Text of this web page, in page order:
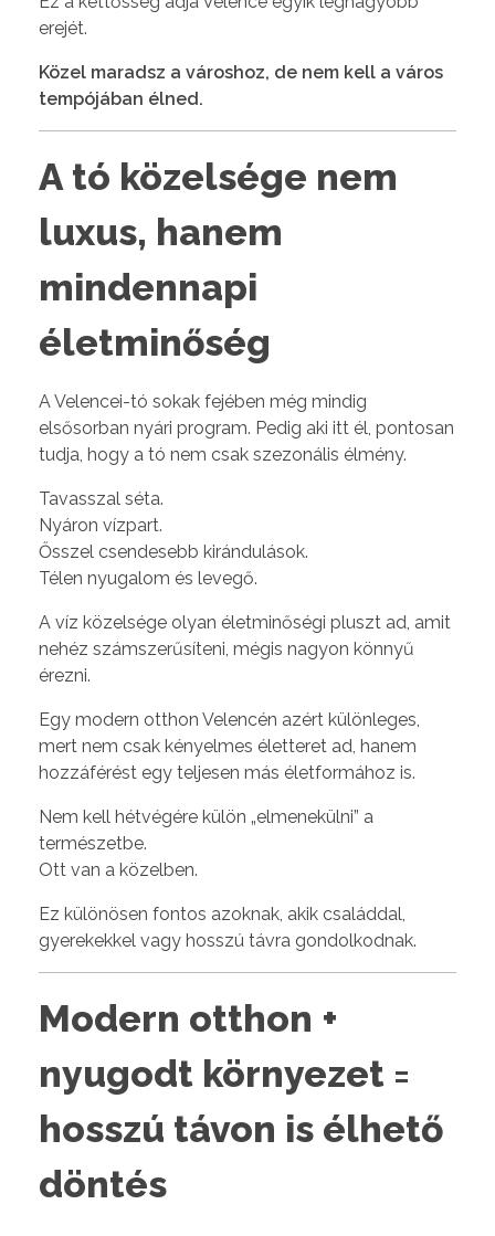
erejét.
Közel maradsz a városhoz, de nem kell a város
tempójában élned.
A tó közelsége nem
luxus, hanem
mindennapi
életminőség
A Velencei-tó sokak fejében még mindig
elsősorban nyári program. Pedig aki itt él, pontosan
tudja, hogy a tó nem csak szezonális élmény.
Tavasszal séta.
Nyáron vízpart.
Ősszel csendesebb kirándulások.
Télen nyugalom és levegő.
A víz közelsége olyan életminőségi pluszt ad, amit
nehéz számszerűsíteni, mégis nagyon könnyű
érezni.
Egy modern otthon Velencén azért különleges,
mert nem csak kényelmes életteret ad, hanem
hozzáférést egy teljesen más életformához is.
Nem kell hétvégére külön „elmenekülni” a
természetbe.
Ott van a közelben.
Ez különösen fontos azoknak, akik családdal,
gyerekekkel vagy hosszú távra gondolkodnak.
Modern otthon +
nyugodt környezet =
hosszú távon is élhető
döntés